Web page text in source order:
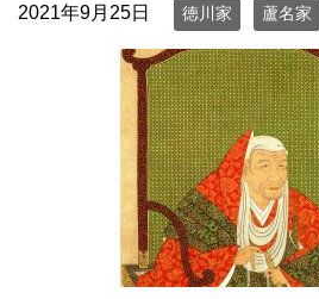
2021年9月25日 徳川家 蘆名家